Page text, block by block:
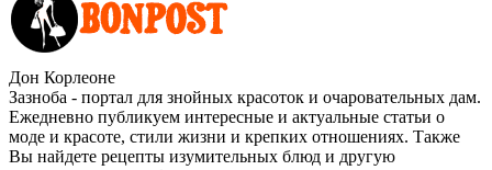
Дон Корлеоне
Зазноба - портал для знойных красоток и очаровательных дам.
Ежедневно публикуем интересные и актуальные статьи о
моде и красоте, стили жизни и крепких отношениях. Также
Вы найдете рецепты изумительных блюд и другую